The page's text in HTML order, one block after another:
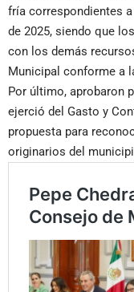
fría correspondientes
de 2025, siendo que
con los demás
Municipal conforme a
Por último, aprobaron
ejerció del Gasto y
propuesta para
originarios del